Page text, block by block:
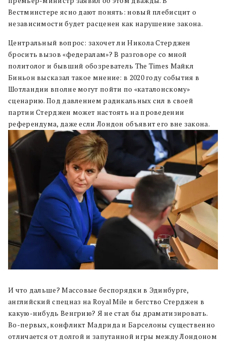
Вестминстере ясно дают понять: новый плебисцит о
независимости будет расценен как нарушение закона.
Центральный вопрос: захочет ли Никола Стерджен
бросить вызов «федералам»? В разговоре со мной
политолог и бывший обозреватель The Times Майкл
Биньон высказал такое мнение: в 2020 году события в
Шотландии вполне могут пойти по «каталонскому»
сценарию. Под давлением радикальных сил в своей
партии Стерджен может настоять на проведении
референдума, даже если Лондон объявит его вне закона.
И что дальше? Массовые беспорядки в Эдинбурге,
английский спецназ на Royal Mile и бегство Стерджен в
какую-нибудь Венгрию? Я не стал бы драматизировать.
Во-первых, конфликт Мадрида и Барселоны существенно
отличается от долгой и запутанной игры между Лондоном